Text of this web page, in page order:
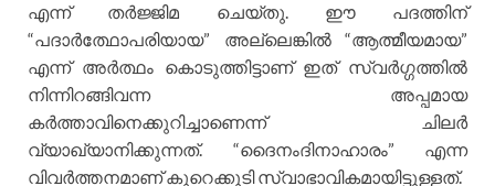
എന്ന് തര്‍ജ്ജിമ ചെയ്തു. ഈ പദത്തിന്
“പദാര്‍ത്ഥോപരിയായ” അല്ലെങ്കില്‍ “ആത്മീയമായ”
എന്ന് അര്‍ത്ഥം കൊടുത്തിട്ടാണ് ഇത് സ്വര്‍ഗ്ഗത്തില്‍
നിന്നിറങ്ങിവന്ന അപ്പമായ
കര്‍ത്താവിനെക്കുറിച്ചാണെന്ന് ചിലര്‍
വ്യാഖ്യാനിക്കുന്നത്. “ദൈനംദിനാഹാരം” എന്ന
വിവര്‍ത്തനമാണ് കുറെക്കൂടി സ്വാഭാവികമായിട്ടുള്ളത്.